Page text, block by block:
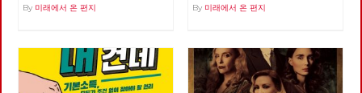
By 미래에서 온 편지 By 미래에서 온 편지